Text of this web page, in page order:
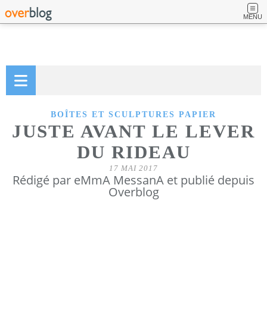
MENU
BOÎTES ET SCULPTURES PAPIER
JUSTE AVANT LE LEVER
DU RIDEAU
17 MAI 2017
Rédigé par eMmA MessanA et publié depuis
Overblog